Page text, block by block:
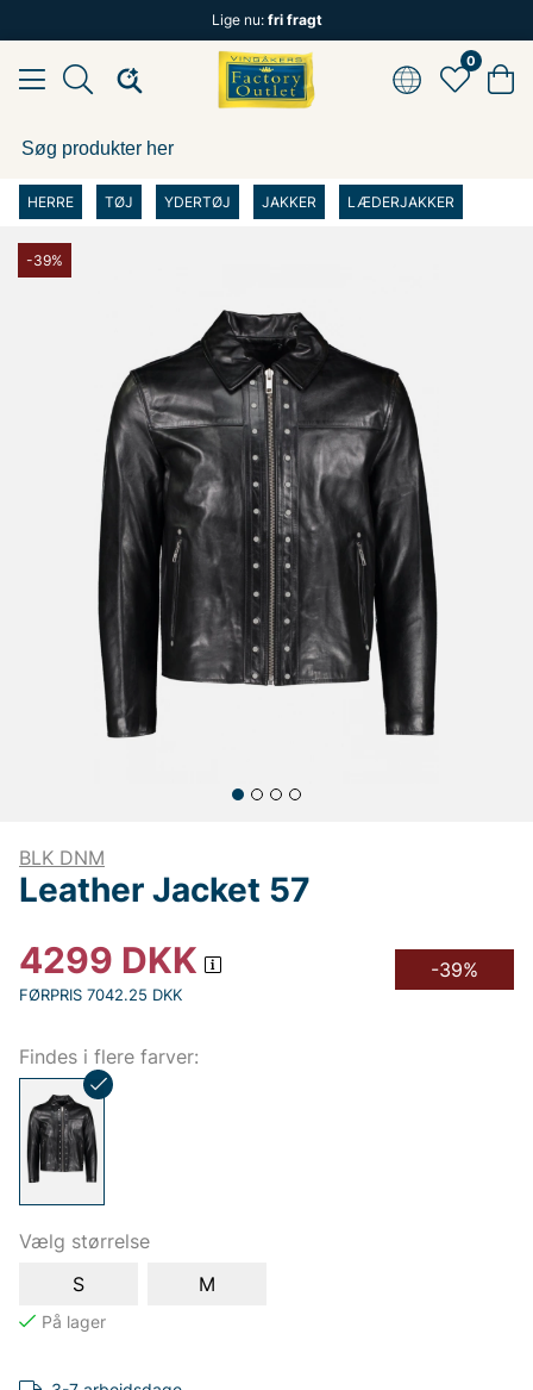
Lige nu: fri fragt
0
HERRE TØJ YDERTØJ JAKKER LÆDERJAKKER
-39%
BLK DNM
Leather Jacket 57
4299 DKK
FØRPRIS 7042.25 DKK
-39%
Findes i flere farver:
Vælg størrelse
S
M